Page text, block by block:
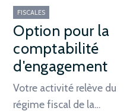
FISCALES
Option pour la
comptabilité
d'engagement
Votre activité relève du
régime fiscal de la…